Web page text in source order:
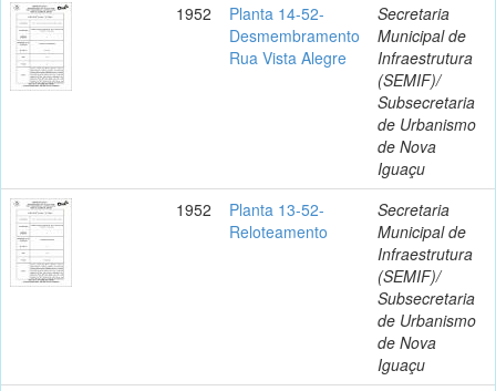
1952
Planta 14-52-
Desmembramento
Rua Vista Alegre
Secretaria
Municipal de
Infraestrutura
(SEMIF)/
Subsecretaria
de Urbanismo
de Nova
Iguaçu
1952
Planta 13-52-
Reloteamento
Secretaria
Municipal de
Infraestrutura
(SEMIF)/
Subsecretaria
de Urbanismo
de Nova
Iguaçu